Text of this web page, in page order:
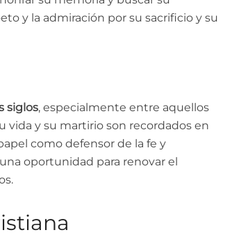
y la admiración por su sacrificio y su
siglos, especialmente entre aquellos
vida y su martirio son recordados en
como defensor de la fe y
oportunidad para renovar el